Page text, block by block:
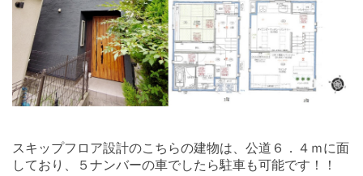
スキップフロア設計のこちらの建物は、公道６．４ｍに面
しており、５ナンバーの車でしたら駐車も可能です！！